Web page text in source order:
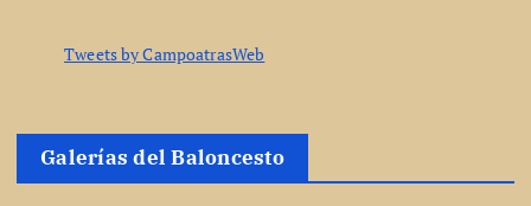
Tweets by CampoatrasWeb
Galerías del Baloncesto